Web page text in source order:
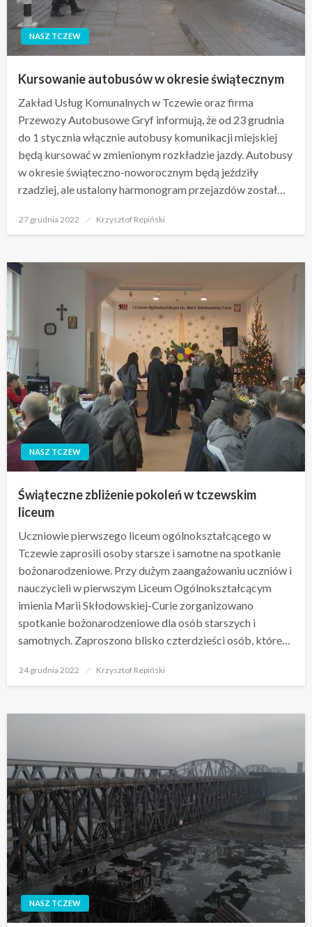
NASZ TCZEW
Kursowanie autobusów w okresie świątecznym
Zakład Usług Komunalnych w Tczewie oraz firma
Przewozy Autobusowe Gryf informują, że od 23 grudnia
do 1 stycznia włącznie autobusy komunikacji miejskiej
będą kursować w zmienionym rozkładzie jazdy. Autobusy
w okresie świąteczno-noworocznym będą jeździły
rzadziej, ale ustalony harmonogram przejazdów został…
Opublikowane
27 grudnia 2022 Krzysztof Repiński
NASZ TCZEW
Świąteczne zbliżenie pokoleń w tczewskim
liceum
Uczniowie pierwszego liceum ogólnokształcącego w
Tczewie zaprosili osoby starsze i samotne na spotkanie
bożonarodzeniowe. Przy dużym zaangażowaniu uczniów i
nauczycieli w pierwszym Liceum Ogólnokształcącym
imienia Marii Skłodowskiej-Curie zorganizowano
spotkanie bożonarodzeniowe dla osób starszych i
samotnych. Zaproszono blisko czterdzieści osób, które…
Opublikowane
24 grudnia 2022 Krzysztof Repiński
NASZ TCZEW